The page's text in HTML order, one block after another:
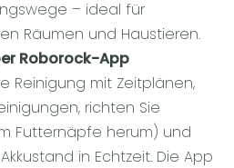
– ideal für
Räumen und Haustieren.
Roborock-App
Reinigung mit Zeitplänen,
richten Sie
Futternäpfe herum) und
in Echtzeit. Die App